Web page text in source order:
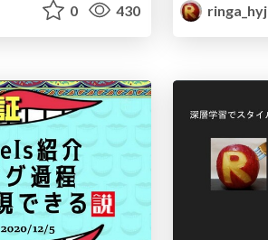
0 430
ringa_hyj